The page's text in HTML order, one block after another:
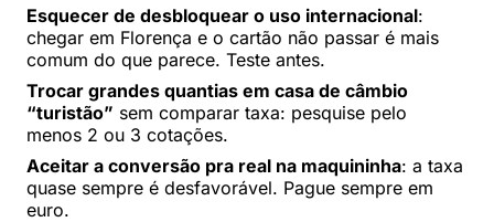
Esquecer de desbloquear o uso internacional:
chegar em Florença e o cartão não passar é mais
comum do que parece. Teste antes.
Trocar grandes quantias em casa de câmbio
“turistão” sem comparar taxa: pesquise pelo
menos 2 ou 3 cotações.
Aceitar a conversão pra real na maquininha: a taxa
quase sempre é desfavorável. Pague sempre em
euro.